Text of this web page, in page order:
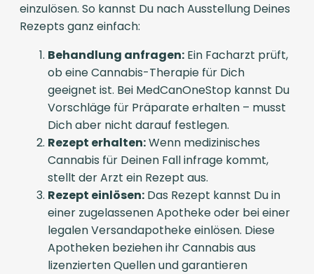
einzulösen. So kannst Du nach Ausstellung Deines
Rezepts ganz einfach:
Behandlung anfragen: Ein Facharzt prüft,
ob eine Cannabis-Therapie für Dich
geeignet ist. Bei MedCanOneStop kannst Du
Vorschläge für Präparate erhalten – musst
Dich aber nicht darauf festlegen.
Rezept erhalten:Wenn medizinisches
Cannabis für Deinen Fall infrage kommt,
stellt der Arzt ein Rezept aus.
Rezept einlösen: Das Rezept kannst Du in
einer zugelassenen Apotheke oder bei einer
legalen Versandapotheke einlösen. Diese
Apotheken beziehen ihr Cannabis aus
lizenzierten Quellen und garantieren